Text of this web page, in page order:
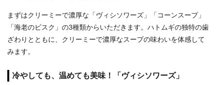
まずはクリーミーで濃厚な「ヴィシソワーズ」「コーンスープ」
「海老のビスク」の3種類からいただきます。ハトムギの独特の歯
ざわりとともに、クリーミーで濃厚なスープの味わいを体感して
みます。
冷やしても、温めても美味！「ヴィシソワーズ」